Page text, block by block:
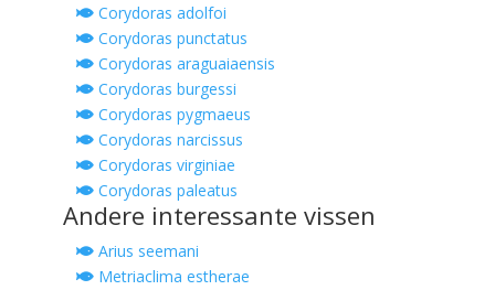
Corydoras adolfoi
Corydoras punctatus
Corydoras araguaiaensis
Corydoras burgessi
Corydoras pygmaeus
Corydoras narcissus
Corydoras virginiae
Corydoras paleatus
Andere interessante vissen
Arius seemani
Metriaclima estherae